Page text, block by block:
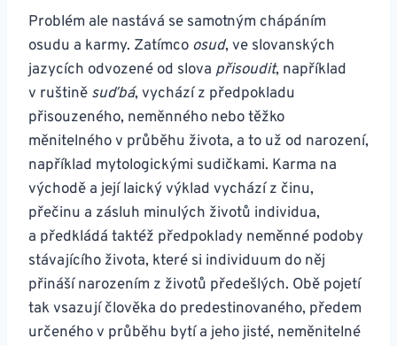
Problém ale nastává se samotným chápáním
osudu a karmy. Zatímco osud, ve slovanských
jazycích odvozené od slova přisoudit, například
v ruštině suďbá, vychází z předpokladu
přisouzeného, neměnného nebo těžko
měnitelného v průběhu života, a to už od narození,
například mytologickými sudičkami. Karma na
východě a její laický výklad vychází z činu,
přečinu a zásluh minulých životů individua,
a předkládá taktéž předpoklady neměnné podoby
stávajícího života, které si individuum do něj
přináší narozením z životů předešlých. Obě pojetí
tak vsazují člověka do predestinovaného, předem
určeného v průběhu bytí a jeho jisté, neměnitelné